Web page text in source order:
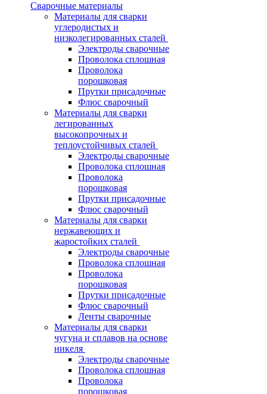
Сварочные материалы
Материалы для сварки
углеродистых и
низколегированных сталей
Электроды сварочные
Проволока сплошная
Проволока
порошковая
Прутки присадочные
Флюс сварочный
Материалы для сварки
легированных
высокопрочных и
теплоустойчивых сталей
Электроды сварочные
Проволока сплошная
Проволока
порошковая
Прутки присадочные
Флюс сварочный
Материалы для сварки
нержавеющих и
жаростойких сталей
Электроды сварочные
Проволока сплошная
Проволока
порошковая
Прутки присадочные
Флюс сварочный
Ленты сварочные
Материалы для сварки
чугуна и сплавов на основе
никеля
Электроды сварочные
Проволока сплошная
Проволока
порошковая